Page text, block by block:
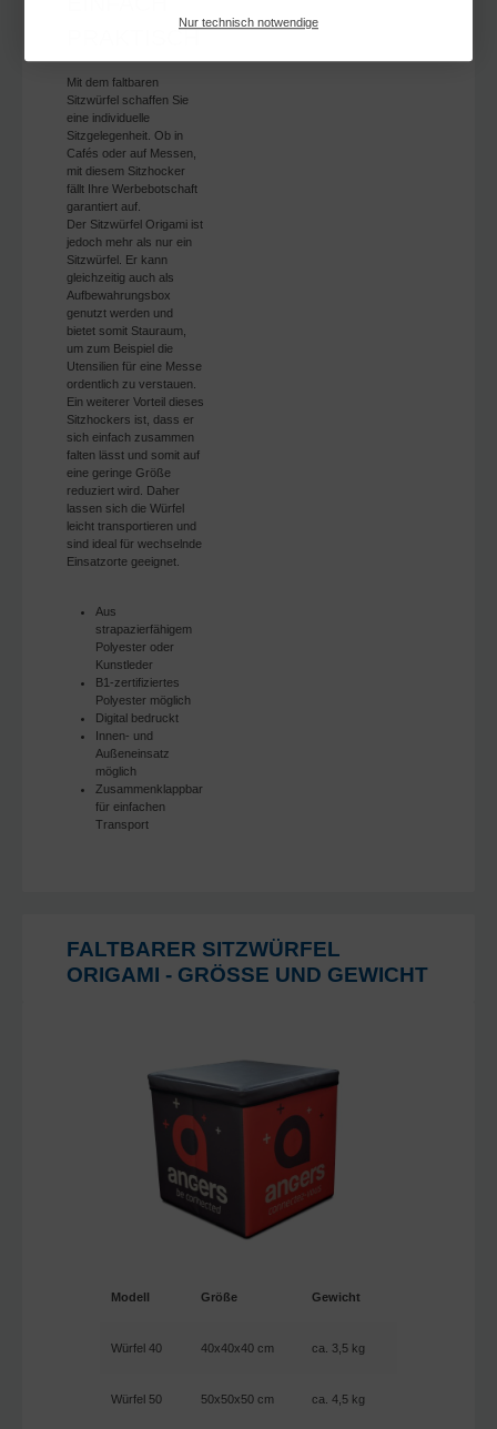
PRAKTISCH
Mit dem faltbaren
Sitzwürfel schaffen Sie
eine individuelle
Sitzgelegenheit. Ob in
Cafés oder auf Messen,
mit diesem Sitzhocker
fällt Ihre Werbebotschaft
garantiert auf.
Der Sitzwürfel Origami ist
jedoch mehr als nur ein
Sitzwürfel. Er kann
gleichzeitig auch als
Aufbewahrungsbox
genutzt werden und
bietet somit Stauraum,
um zum Beispiel die
Utensilien für eine Messe
ordentlich zu verstauen.
Ein weiterer Vorteil dieses
Sitzhockers ist, dass er
sich einfach zusammen
falten lässt und somit auf
eine geringe Größe
reduziert wird. Daher
lassen sich die Würfel
leicht transportieren und
sind ideal für wechselnde
Einsatzorte geeignet.
Aus
strapazierfähigem
Polyester oder
Kunstleder
B1-zertifiziertes
Polyester möglich
Digital bedruckt
Innen- und
Außeneinsatz
möglich
Zusammenklappbar
für einfachen
Transport
FALTBARER SITZWÜRFEL
ORIGAMI - GRÖSSE UND GEWICHT
Modell Größe Gewicht
Würfel 40 40x40x40 cm ca. 3,5 kg
Würfel 50 50x50x50 cm ca. 4,5 kg
Nur technisch notwendige